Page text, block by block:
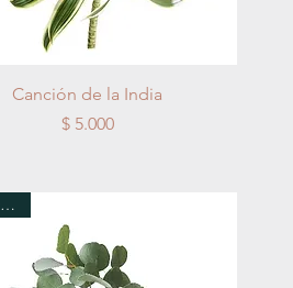
Vista rápida
Canción de la India
Precio
$ 5.000
Paquete x 10